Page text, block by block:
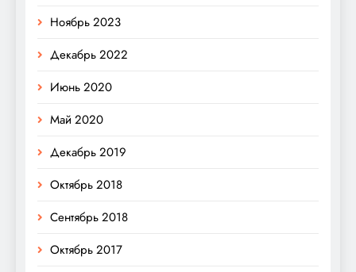
Ноябрь 2023
Декабрь 2022
Июнь 2020
Май 2020
Декабрь 2019
Октябрь 2018
Сентябрь 2018
Октябрь 2017